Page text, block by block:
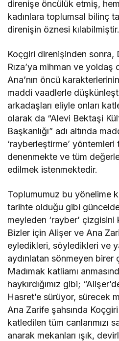
direnişe öncülük etmiş,
kadınlara toplumsal bilinç
direnişin öznesi kılabilmiştir.
Koçgiri direnişinden sonra,
Rıza’ya mihman ve
Ana’nın öncü
maddi vaadlerle
arkadaşları eliyle onları
olarak da “Alevi Bektaşi
Başkanlığı” adı altında
‘rayberleştirme’
denenmekte ve tüm
edilmek istenmektedir.
Toplumumuz bu yönelime
tarihte olduğu gibi
meyleden ‘rayber’
Bizler için Alişer ve Ana
eyledikleri, söyledikleri ve
aydınlatan sönmeyen birer
Madımak katliamı
haykırdığımız gibi;
Hasret’e sürüyor, sürecek
Ana Zarife şahsında
katledilen tüm canlarımızı
anarak mekanları ışık,